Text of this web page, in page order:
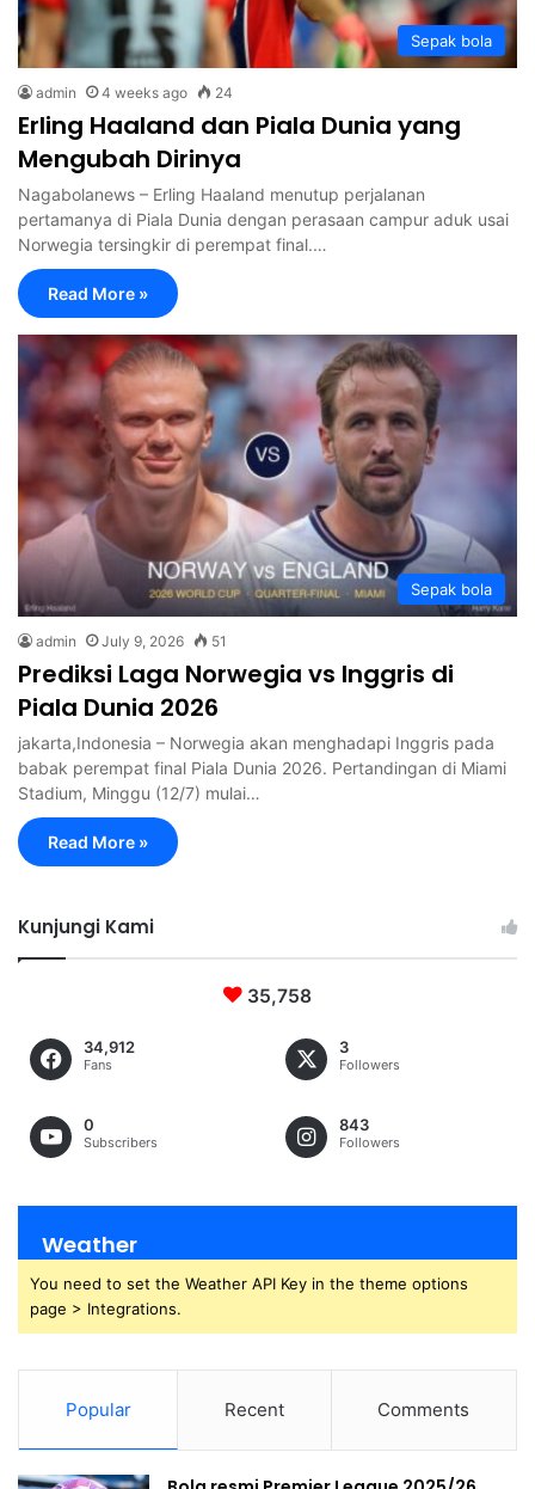
Sepak bola
admin 4 weeks ago 24
Erling Haaland dan Piala Dunia yang
Mengubah Dirinya
Nagabolanews – Erling Haaland menutup perjalanan
pertamanya di Piala Dunia dengan perasaan campur aduk usai
Norwegia tersingkir di perempat final.…
Read More »
Sepak bola
admin July 9, 2026 51
Prediksi Laga Norwegia vs Inggris di
Piala Dunia 2026
jakarta,Indonesia – Norwegia akan menghadapi Inggris pada
babak perempat final Piala Dunia 2026. Pertandingan di Miami
Stadium, Minggu (12/7) mulai…
Read More »
Kunjungi Kami
35,758
34,912
Fans
3
Followers
0
Subscribers
843
Followers
Weather
You need to set the Weather API Key in the theme options
page > Integrations.
Popular Recent Comments